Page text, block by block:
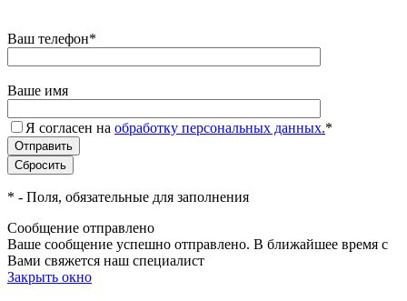
Ваш телефон*
Ваше имя
Я согласен на обработку персональных данных.*
* - Поля, обязательные для заполнения
Сообщение отправлено
Ваше сообщение успешно отправлено. В ближайшее время с
Вами свяжется наш специалист
Закрыть окно